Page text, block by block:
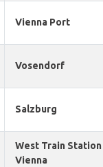
Vienna Port
Vosendorf
Salzburg
West Train Station
Vienna